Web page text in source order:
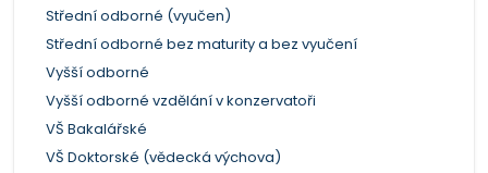
Střední odborné (vyučen)
Střední odborné bez maturity a bez vyučení
Vyšší odborné
Vyšší odborné vzdělání v konzervatoři
VŠ Bakalářské
VŠ Doktorské (vědecká výchova)